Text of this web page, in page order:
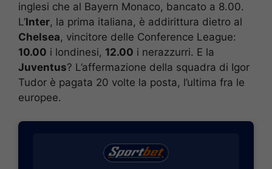
inglesi che al Bayern Monaco, bancato a 8.00.
L’Inter, la prima italiana, è addirittura dietro al
Chelsea, vincitore delle Conference League:
10.00 i londinesi, 12.00 i nerazzurri. E la
Juventus? L’affermazione della squadra di Igor
Tudor è pagata 20 volte la posta, l’ultima fra le
europee.